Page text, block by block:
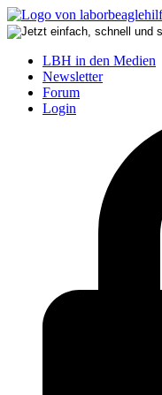
LBH in den Medien
Newsletter
Forum
Login